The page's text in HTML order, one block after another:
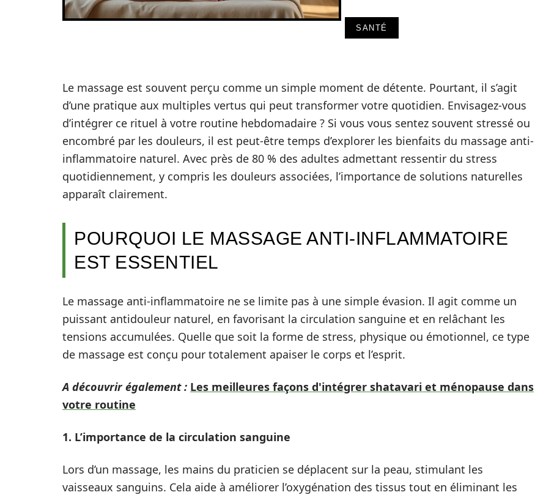
SANTÉ
Le massage est souvent perçu comme un simple moment de détente. Pourtant, il s’agit
d’une pratique aux multiples vertus qui peut transformer votre quotidien. Envisagez-vous
d’intégrer ce rituel à votre routine hebdomadaire ? Si vous vous sentez souvent stressé ou
encombré par les douleurs, il est peut-être temps d’explorer les bienfaits du massage anti-
inflammatoire naturel. Avec près de 80 % des adultes admettant ressentir du stress
quotidiennement, y compris les douleurs associées, l’importance de solutions naturelles
apparaît clairement.
POURQUOI LE MASSAGE ANTI-INFLAMMATOIRE
EST ESSENTIEL
Le massage anti-inflammatoire ne se limite pas à une simple évasion. Il agit comme un
puissant antidouleur naturel, en favorisant la circulation sanguine et en relâchant les
tensions accumulées. Quelle que soit la forme de stress, physique ou émotionnel, ce type
de massage est conçu pour totalement apaiser le corps et l’esprit.
A découvrir également : Les meilleures façons d'intégrer shatavari et ménopause dans
votre routine
1. L’importance de la circulation sanguine
Lors d’un massage, les mains du praticien se déplacent sur la peau, stimulant les
vaisseaux sanguins. Cela aide à améliorer l’oxygénation des tissus tout en éliminant les